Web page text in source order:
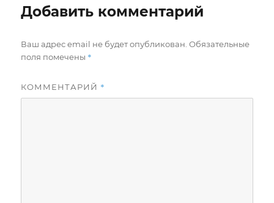
Добавить комментарий
Ваш адрес email не будет опубликован. Обязательные
поля помечены *
КОММЕНТАРИЙ *